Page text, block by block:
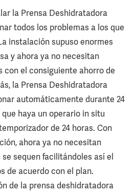
la Prensa Deshidratadora
todos los problemas a los que
instalación supuso enormes
y ahora ya no necesitan
con el consiguiente ahorro de
la Prensa Deshidratadora
automáticamente durante 24
haya un operario in situ
de 24 horas. Con
ahora ya no necesitan
sequen facilitándoles así el
de acuerdo con el plan.
de la prensa deshidratadora